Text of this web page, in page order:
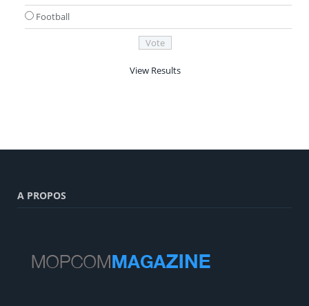
Football
View Results
A PROPOS